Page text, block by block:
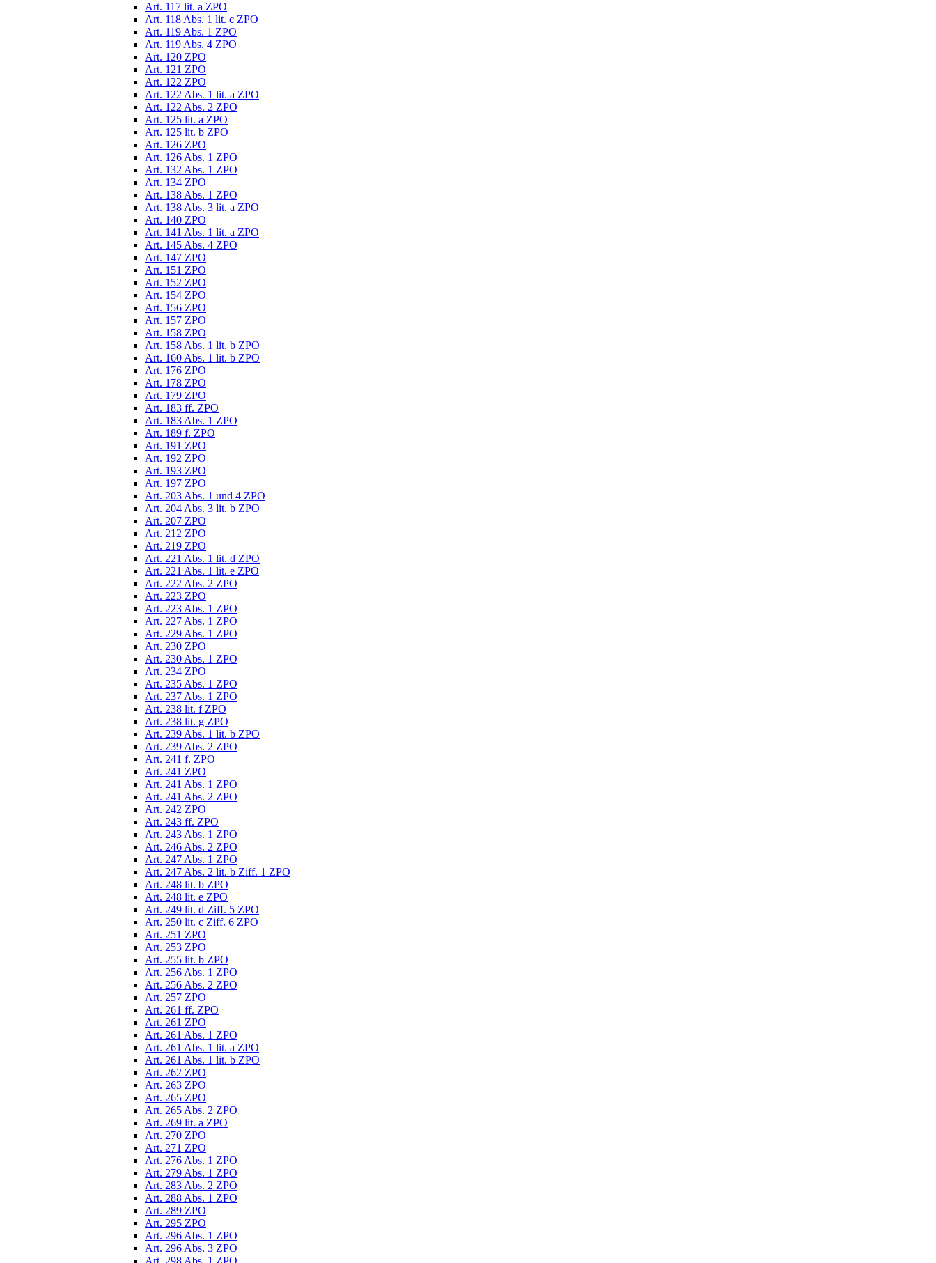
Art. 117 lit. a ZPO
Art. 118 Abs. 1 lit. c ZPO
Art. 119 Abs. 1 ZPO
Art. 119 Abs. 4 ZPO
Art. 120 ZPO
Art. 121 ZPO
Art. 122 ZPO
Art. 122 Abs. 1 lit. a ZPO
Art. 122 Abs. 2 ZPO
Art. 125 lit. a ZPO
Art. 125 lit. b ZPO
Art. 126 ZPO
Art. 126 Abs. 1 ZPO
Art. 132 Abs. 1 ZPO
Art. 134 ZPO
Art. 138 Abs. 1 ZPO
Art. 138 Abs. 3 lit. a ZPO
Art. 140 ZPO
Art. 141 Abs. 1 lit. a ZPO
Art. 145 Abs. 4 ZPO
Art. 147 ZPO
Art. 151 ZPO
Art. 152 ZPO
Art. 154 ZPO
Art. 156 ZPO
Art. 157 ZPO
Art. 158 ZPO
Art. 158 Abs. 1 lit. b ZPO
Art. 160 Abs. 1 lit. b ZPO
Art. 176 ZPO
Art. 178 ZPO
Art. 179 ZPO
Art. 183 ff. ZPO
Art. 183 Abs. 1 ZPO
Art. 189 f. ZPO
Art. 191 ZPO
Art. 192 ZPO
Art. 193 ZPO
Art. 197 ZPO
Art. 203 Abs. 1 und 4 ZPO
Art. 204 Abs. 3 lit. b ZPO
Art. 207 ZPO
Art. 212 ZPO
Art. 219 ZPO
Art. 221 Abs. 1 lit. d ZPO
Art. 221 Abs. 1 lit. e ZPO
Art. 222 Abs. 2 ZPO
Art. 223 ZPO
Art. 223 Abs. 1 ZPO
Art. 227 Abs. 1 ZPO
Art. 229 Abs. 1 ZPO
Art. 230 ZPO
Art. 230 Abs. 1 ZPO
Art. 234 ZPO
Art. 235 Abs. 1 ZPO
Art. 237 Abs. 1 ZPO
Art. 238 lit. f ZPO
Art. 238 lit. g ZPO
Art. 239 Abs. 1 lit. b ZPO
Art. 239 Abs. 2 ZPO
Art. 241 f. ZPO
Art. 241 ZPO
Art. 241 Abs. 1 ZPO
Art. 241 Abs. 2 ZPO
Art. 242 ZPO
Art. 243 ff. ZPO
Art. 243 Abs. 1 ZPO
Art. 246 Abs. 2 ZPO
Art. 247 Abs. 1 ZPO
Art. 247 Abs. 2 lit. b Ziff. 1 ZPO
Art. 248 lit. b ZPO
Art. 248 lit. e ZPO
Art. 249 lit. d Ziff. 5 ZPO
Art. 250 lit. c Ziff. 6 ZPO
Art. 251 ZPO
Art. 253 ZPO
Art. 255 lit. b ZPO
Art. 256 Abs. 1 ZPO
Art. 256 Abs. 2 ZPO
Art. 257 ZPO
Art. 261 ff. ZPO
Art. 261 ZPO
Art. 261 Abs. 1 ZPO
Art. 261 Abs. 1 lit. a ZPO
Art. 261 Abs. 1 lit. b ZPO
Art. 262 ZPO
Art. 263 ZPO
Art. 265 ZPO
Art. 265 Abs. 2 ZPO
Art. 269 lit. a ZPO
Art. 270 ZPO
Art. 271 ZPO
Art. 276 Abs. 1 ZPO
Art. 279 Abs. 1 ZPO
Art. 283 Abs. 2 ZPO
Art. 288 Abs. 1 ZPO
Art. 289 ZPO
Art. 295 ZPO
Art. 296 Abs. 1 ZPO
Art. 296 Abs. 3 ZPO
Art. 298 Abs. 1 ZPO